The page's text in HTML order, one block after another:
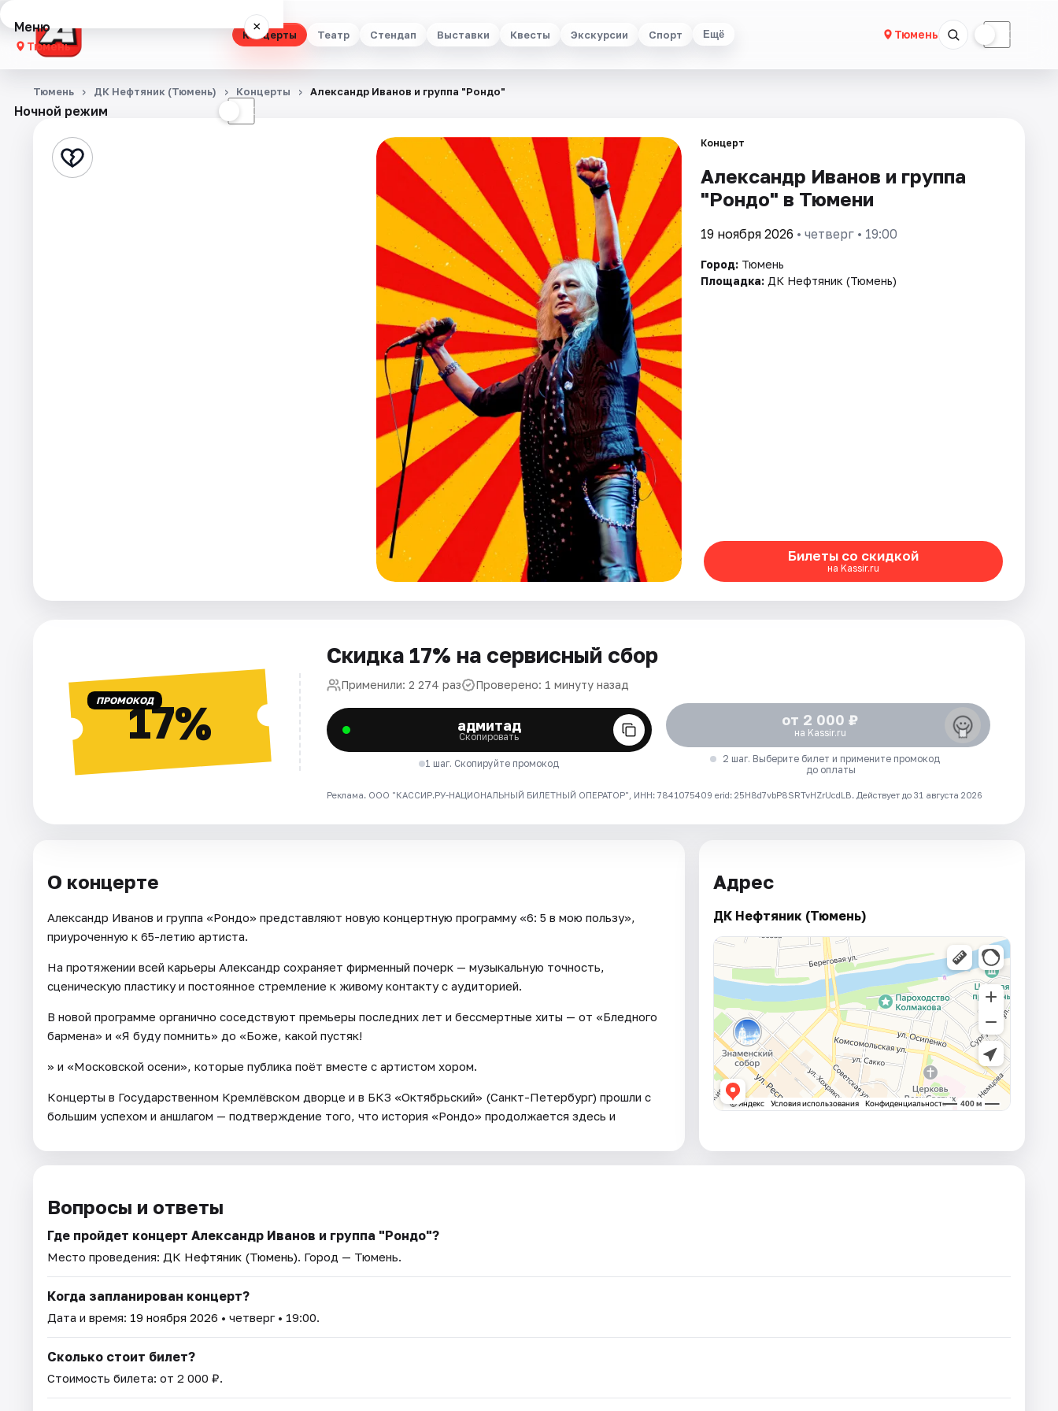
Концерты Театр Стендап Выставки Квесты Экскурсии Спорт Ещё Тюмень ☾
Меню ×
Тюмень
Концерты
Стендап
Ночной режим ☾
Тюмень ДК Нефтяник (Тюмень) Концерты Александр Иванов и группа "Рондо"
Концерт
Александр Иванов и группа
"Рондо" в Тюмени
19 ноября 2026 • четверг • 19:00
Город: Тюмень
Площадка: ДК Нефтяник (Тюмень)
Билеты со скидкой
на Kassir.ru
ПРОМОКОД17%
Скидка 17% на сервисный сбор
Применили: 2 274 раз Проверено: 1 минуту назад
адмитад
Скопировать
1 шаг. Скопируйте промокод
от 2 000 ₽
на Kassir.ru
2 шаг. Выберите билет и примените промокод
до оплаты
Реклама. ООО "КАССИР.РУ-НАЦИОНАЛЬНЫЙ БИЛЕТНЫЙ ОПЕРАТОР", ИНН: 7841075409 erid: 25H8d7vbP8SRTvHZrUcdLB. Действует до 31 августа 2026
О концерте
Александр Иванов и группа «Рондо» представляют новую концертную программу «6: 5 в мою пользу»,
приуроченную к 65-летию артиста.
На протяжении всей карьеры Александр сохраняет фирменный почерк — музыкальную точность,
сценическую пластику и постоянное стремление к живому контакту с аудиторией.
В новой программе органично соседствуют премьеры последних лет и бессмертные хиты — от «Бледного
бармена» и «Я буду помнить» до «Боже, какой пустяк!
» и «Московской осени», которые публика поёт вместе с артистом хором.
Концерты в Государственном Кремлёвском дворце и в БКЗ «Октябрьский» (Санкт-Петербург) прошли с
большим успехом и аншлагом — подтверждение того, что история «Рондо» продолжается здесь и
Адрес
ДК Нефтяник (Тюмень)
Вопросы и ответы
Где пройдет концерт Александр Иванов и группа "Рондо"?
Место проведения: ДК Нефтяник (Тюмень). Город — Тюмень.
Когда запланирован концерт?
Дата и время: 19 ноября 2026 • четверг • 19:00.
Сколько стоит билет?
Стоимость билета: от 2 000 ₽.